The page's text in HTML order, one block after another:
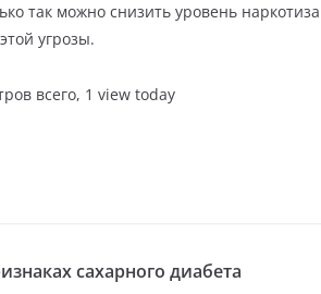
так можно снизить уровень
угрозы.
всего, 1 view today
сахарного диабета